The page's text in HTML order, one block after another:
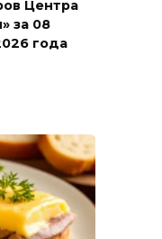
Центра
за 08
года